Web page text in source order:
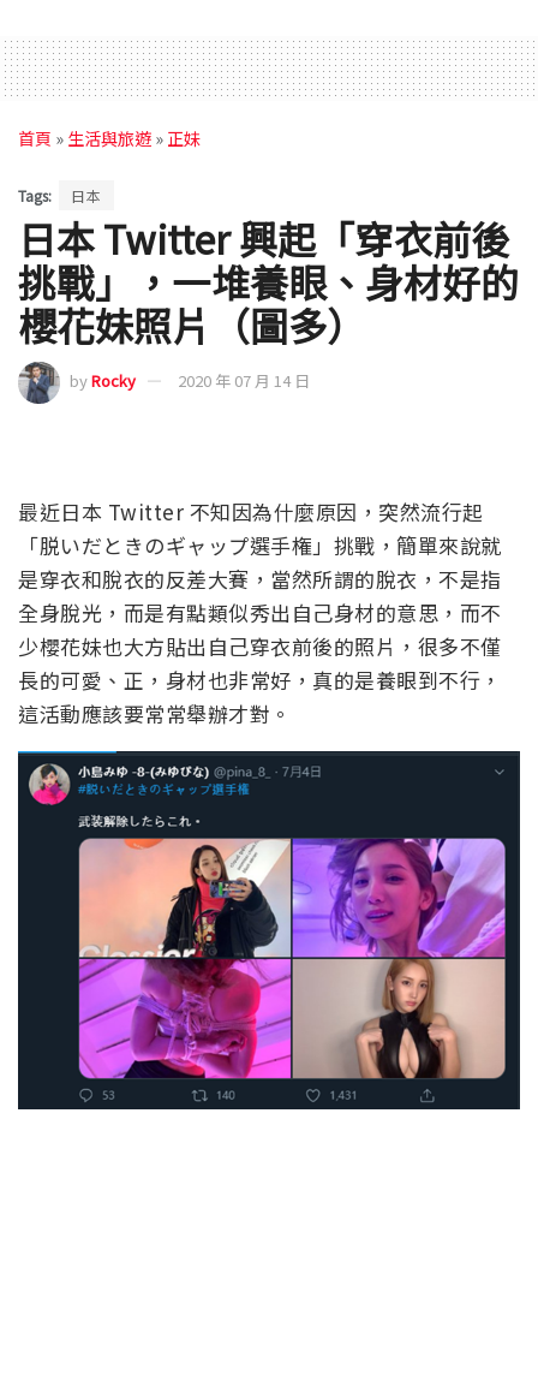
首頁 » 生活與旅遊 » 正妹
Tags: 日本
日本 Twitter 興起「穿衣前後
挑戰」，一堆養眼、身材好的
櫻花妹照片（圖多）
byRocky 2020 年 07 月 14 日
最近日本 Twitter 不知因為什麼原因，突然流行起
「脱いだときのギャップ選手権」挑戰，簡單來說就
是穿衣和脫衣的反差大賽，當然所謂的脫衣，不是指
全身脫光，而是有點類似秀出自己身材的意思，而不
少櫻花妹也大方貼出自己穿衣前後的照片，很多不僅
長的可愛、正，身材也非常好，真的是養眼到不行，
這活動應該要常常舉辦才對。